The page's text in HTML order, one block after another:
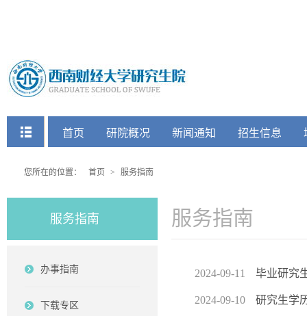
快捷菜单
首页 研院概况 新闻通知 招生信息
您所在的位置： 首页 > 服务指南
服务指南
办事指南
下载专区
服务指南
2024-09-11 毕业研究
2024-09-10 研究生学